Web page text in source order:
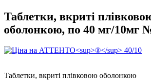
Таблетки, вкриті
оболонкою, по 40 мг/10мг
Таблетки, вкриті плівковою оболонкою